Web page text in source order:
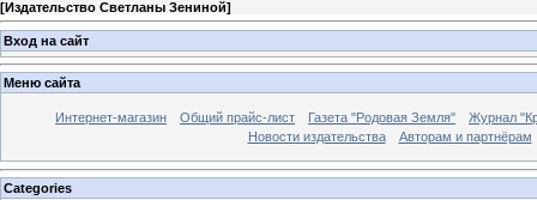
[Издательство Светланы Зениной]
Вход на сайт
Меню сайта
Интернет-магазин Общий прайс-лист Газета "Родовая Земля"
Журнал
Новости издательства
Авторам и партнёрам
Categories